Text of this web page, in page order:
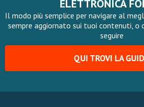
ELETTRONICA
Il modo più semplice per navigare al
sempre aggiornato sui tuoi contenuti, o
seguire
QUI TROVI LA